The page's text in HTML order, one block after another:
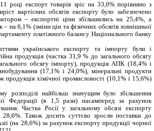
році експорт товарів зріс на 33,0% порівняно з
вартісних обсягів експорту було забезпечено
– експортні ціни збільшились на 25,4%, а
– на 6,1% (зміни цін та фізичних обсягів зовнішньої
платіжного балансу Національного банку
українського експорту та імпорту були і
продукція (частка 31,9 % до загального обсягу
обсягу імпорту), продукція АПК (18,4% і
(17,1% і 24,0%), мінеральні продукти
продукція хімічної промисловості (10,1% і 15,6%)
розподілі найбільш значущим було збільшення
Федерації (в 1,5 рази) насамперед за рахунок
Частка Росії у загальному обсязі експорту
Також досить суттєво зросли поставки до
(на 28,6%) за рахунок експорту продукції чорної